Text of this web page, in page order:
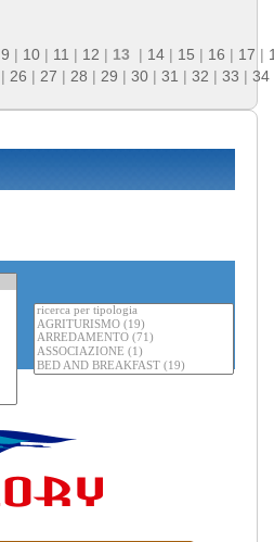
9 | 10 | 11 | 12 | 13 | 14 | 15 | 16 | 17 |
| 26 | 27 | 28 | 29 | 30 | 31 | 32 | 33 | 34